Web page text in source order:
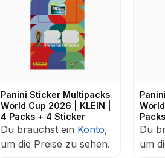
Panini Sticker Multipacks
World Cup 2026 | KLEIN |
4 Packs + 4 Sticker
Du brauchst ein Konto,
um die Preise zu sehen.
Du
um